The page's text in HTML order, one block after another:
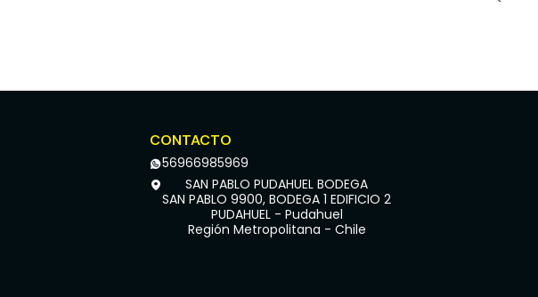
CONTACTO
56966985969
SAN PABLO PUDAHUEL BODEGA
SAN PABLO 9900, BODEGA 1 EDIFICIO 2
PUDAHUEL - Pudahuel
Región Metropolitana - Chile